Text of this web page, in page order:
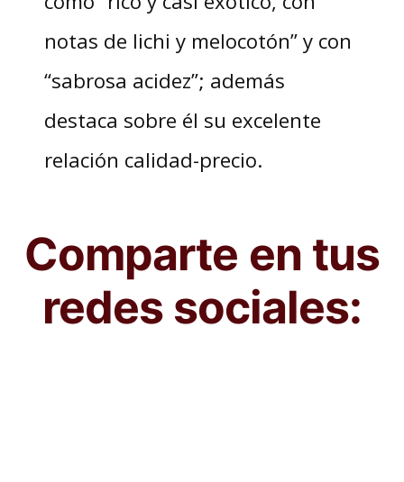
notas de lichi y melocotón” y con
“sabrosa acidez”; además
destaca sobre él su excelente
relación calidad-precio.
Comparte en tus
redes sociales: